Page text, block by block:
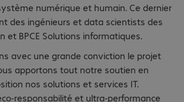
numérique et humain. Ce dernier
des ingénieurs et data scientists des
et BPCE Solutions informatiques.
avec une grande conviction le projet
apportons tout notre soutien en
nos solutions et services IT.
responsabilité et ultra-performance